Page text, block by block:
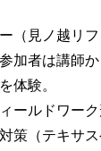
（見ノ越リ
加者は講師
体験。
ールドワー
策（テキサ